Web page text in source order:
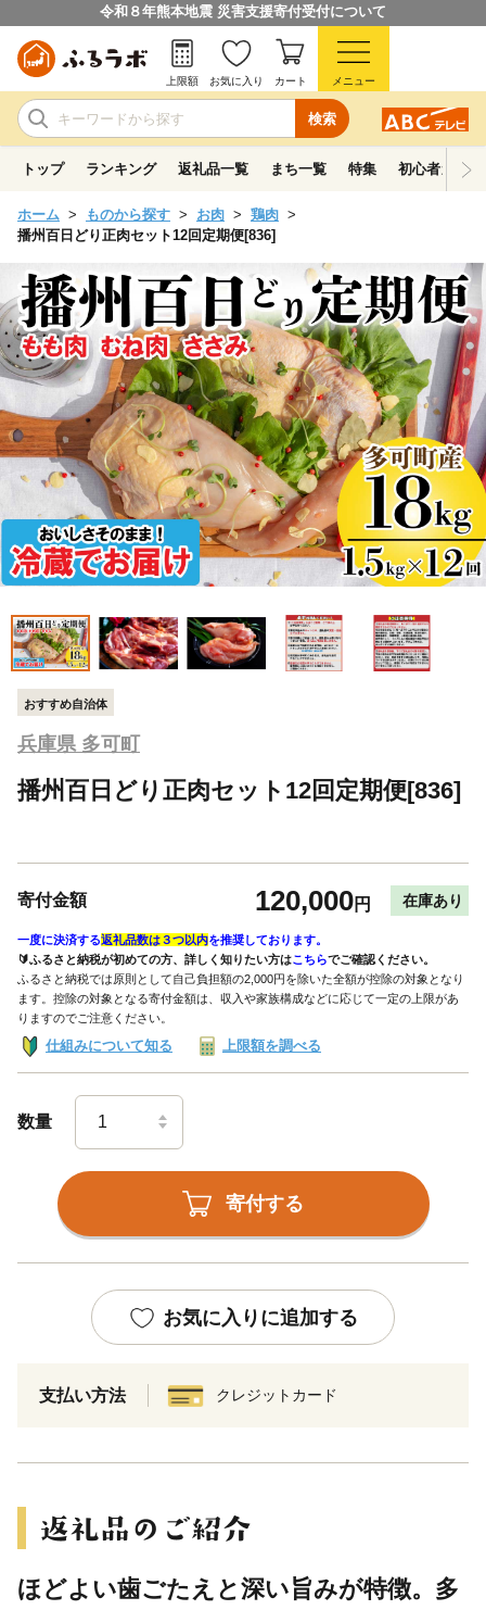
令和８年熊本地震 災害支援寄付受付について
検索
上限額 お気に入り カート メニュー
トップ ランキング 返礼品一覧 まち一覧 特集 初心者ガイド
ホーム ものから探す お肉
鶏肉
播州百日どり正肉セット12回定期便[836]
おすすめ自治体
兵庫県 多可町
播州百日どり正肉セット12回定期便[836]
寄付金額 120,000円 在庫あり
一度に決済する返礼品数は３つ以内を推奨しております。
🔰ふるさと納税が初めての方、詳しく知りたい方はこちらでご確認ください。
ふるさと納税では原則として自己負担額の2,000円を除いた全額が控除の対象となり
ます。控除の対象となる寄付金額は、収入や家族構成などに応じて一定の上限があ
りますのでご注意ください。
仕組みについて知る 上限額を調べる
数量
寄付する
お気に入りに追加する
支払い方法 クレジットカード
ほどよい歯ごたえと深い旨みが特徴。多